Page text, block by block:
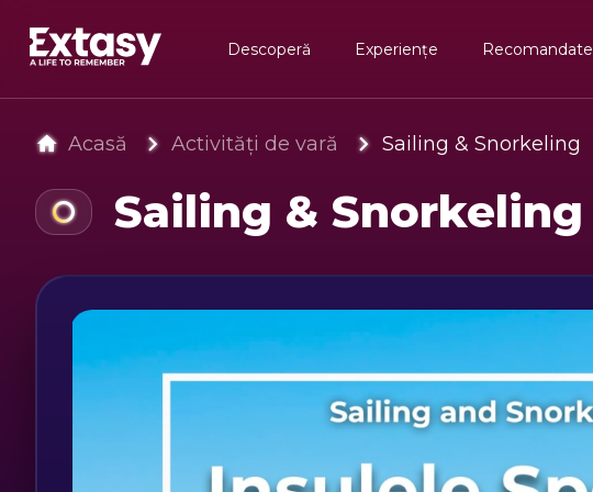
Descoperă Experiențe Recomandate
Acasă Activități de vară Sailing & Snorkeling
Sailing & Snorkeling